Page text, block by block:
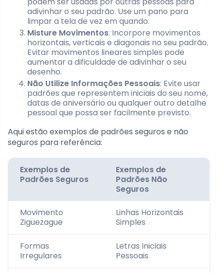
adivinhar o seu padrão. Use um pano para
limpar a tela de vez em quando.
Misture Movimentos: Incorpore movimentos
horizontais, verticais e diagonais no seu padrão.
Evitar movimentos lineares simples pode
aumentar a dificuldade de adivinhar o seu
desenho.
Não Utilize Informações Pessoais: Evite usar
padrões que representem iniciais do seu nome,
datas de aniversário ou qualquer outro detalhe
pessoal que possa ser facilmente previsto.
Aqui estão exemplos de padrões seguros e não
seguros para referência:
Exemplos de
Padrões Seguros
Exemplos de
Padrões Não
Seguros
Movimento
Ziguezague
Linhas Horizontais
Simples
Formas
Irregulares
Letras Iniciais
Pessoais